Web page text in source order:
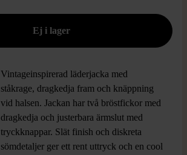
Vintageinspirerad läderjacka med
ståkrage, dragkedja fram och knäppning
vid halsen. Jackan har två bröstfickor med
dragkedja och justerbara ärmslut med
tryckknappar. Slät finish och diskreta
sömdetaljer ger ett rent uttryck och en cool